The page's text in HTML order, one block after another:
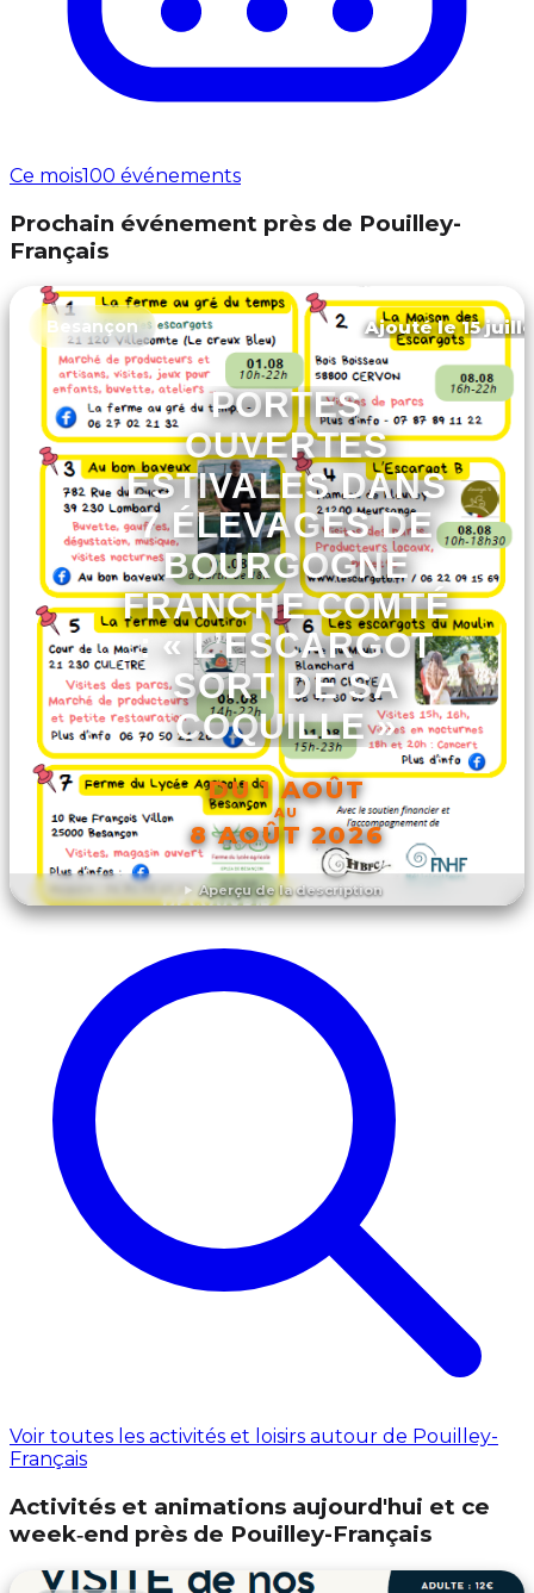
Ce mois100 événements
Prochain événement près de Pouilley-
Français
Aperçu de la description
Besançon Ajouté le 15
PORTES
OUVERTES
ESTIVALES DANS
7 ÉLEVAGES DE
BOURGOGNE
FRANCHE COMTÉ
: « L’ESCARGOT
SORT DE SA
COQUILLE »
DU 1 AOÛT
AU
8 AOÛT 2026
DÉCOUVRIR L'ÉVÉNEMENT
Voir toutes les activités et loisirs autour de Pouilley-
Français
Activités et animations aujourd'hui et ce
week‑end près de Pouilley-Français